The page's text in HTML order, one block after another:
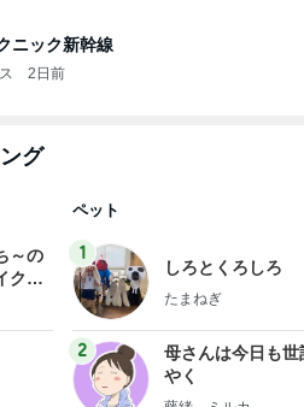
ニック新幹線
2日前
グ
～の
クル
ペット
1
しろとくろしろ
たまねぎ
2
母さんは今日も世
やく